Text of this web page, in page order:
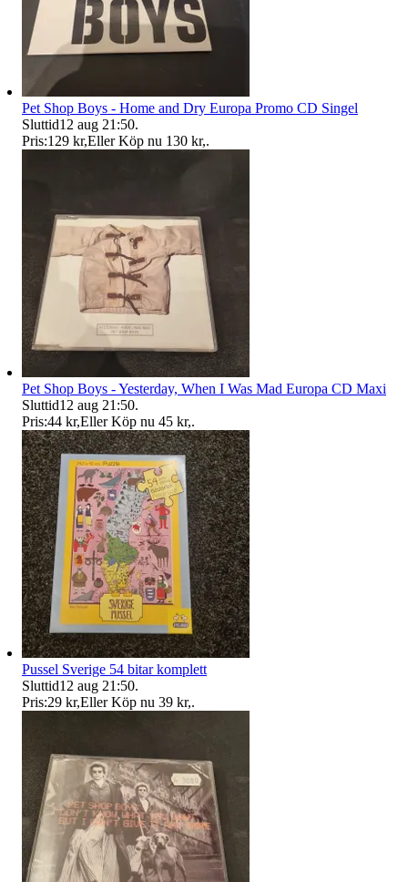
Pet Shop Boys - Home and Dry Europa Promo CD Singel
Sluttid12 aug 21:50.
Pris:129 kr,Eller Köp nu 130 kr,.
Pet Shop Boys - Yesterday, When I Was Mad Europa CD Maxi
Sluttid12 aug 21:50.
Pris:44 kr,Eller Köp nu 45 kr,.
Pussel Sverige 54 bitar komplett
Sluttid12 aug 21:50.
Pris:29 kr,Eller Köp nu 39 kr,.